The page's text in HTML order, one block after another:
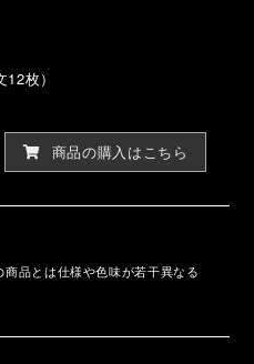
グタイプ）
枚）
商品の購入はこちら
品とは仕様や色味が若干異なる